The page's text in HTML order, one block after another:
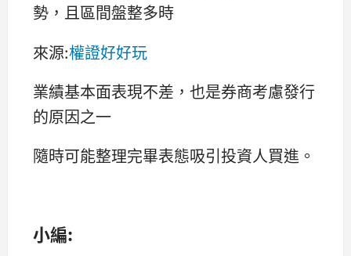
勢，且區間盤整多時
來源:權證好好玩
業績基本面表現不差，也是券商考慮發行
的原因之一
隨時可能整理完畢表態吸引投資人買進。
小編: